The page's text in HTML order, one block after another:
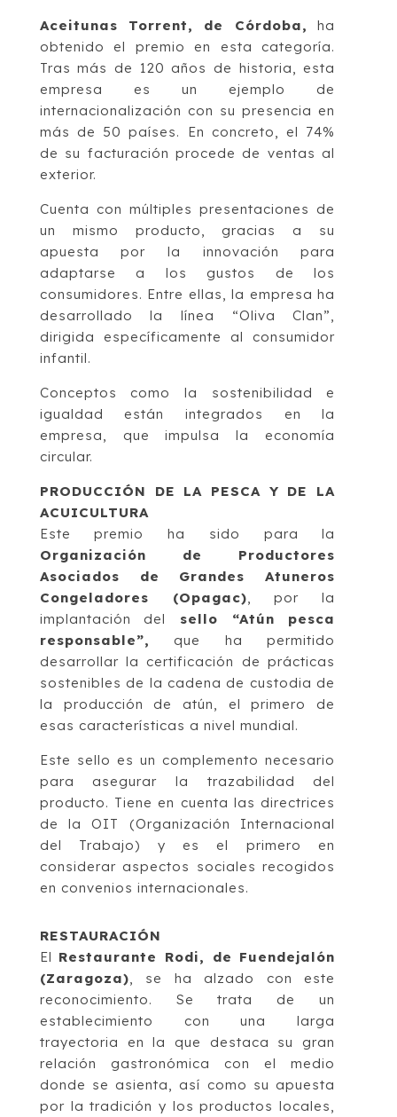
Aceitunas Torrent, de Córdoba, ha
obtenido el premio en esta categoría.
Tras más de 120 años de historia, esta
empresa es un ejemplo de
internacionalización con su presencia en
más de 50 países. En concreto, el 74%
de su facturación procede de ventas al
exterior.
Cuenta con múltiples presentaciones de
un mismo producto, gracias a su
apuesta por la innovación para
adaptarse a los gustos de los
consumidores. Entre ellas, la empresa ha
desarrollado la línea “Oliva Clan”,
dirigida específicamente al consumidor
infantil.
Conceptos como la sostenibilidad e
igualdad están integrados en la
empresa, que impulsa la economía
circular.
PRODUCCIÓN DE LA PESCA Y DE LA
ACUICULTURA
Este premio ha sido para la
Organización de Productores
Asociados de Grandes Atuneros
Congeladores (Opagac) , por la
implantación del
sello “Atún pesca
responsable”, que ha permitido
desarrollar la certificación de prácticas
sostenibles de la cadena de custodia de
la producción de atún, el primero de
esas características a nivel mundial.
Este sello es un complemento necesario
para asegurar la trazabilidad del
producto. Tiene en cuenta las directrices
de la OIT (Organización Internacional
del Trabajo) y es el primero en
considerar aspectos sociales recogidos
en convenios internacionales.
RESTAURACIÓN
El Restaurante Rodi, de Fuendejalón
(Zaragoza) , se ha alzado con este
reconocimiento. Se trata de un
establecimiento con una larga
trayectoria en la que destaca su gran
relación gastronómica con el medio
donde se asienta, así como su apuesta
por la tradición y los productos locales,